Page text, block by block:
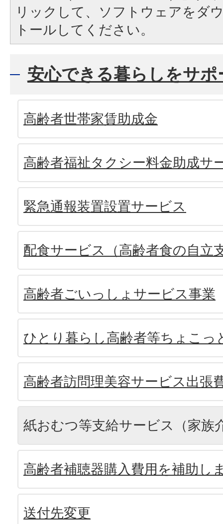
リックして、ソフトウェアをダ
トールしてください。
安心できる暮らしをサポ
高齢者世帯家賃助成金
高齢者福祉タクシー料金助成サ
緊急通報装置設置サービス
配食サービス（高齢者食の自立
高齢者ごいっしょサービス事業
ひとり暮らし高齢者等ちょこっ
高齢者訪問理美容サービス出張
紙おむつ等支給サービス（家族
高齢者補聴器購入費用を補助し
送付先変更